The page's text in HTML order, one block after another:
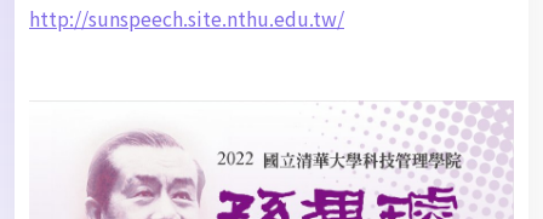
http://sunspeech.site.nthu.edu.tw/